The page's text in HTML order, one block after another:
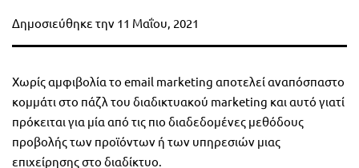
Δημοσιεύθηκε την 11 Μαΐου, 2021
Χωρίς αμφιβολία το email marketing αποτελεί αναπόσπαστο
κομμάτι στο πάζλ του διαδικτυακού marketing και αυτό γιατί
πρόκειται για μία από τις πιο διαδεδομένες μεθόδους
προβολής των προϊόντων ή των υπηρεσιών μιας
επιχείρησης στο διαδίκτυο.